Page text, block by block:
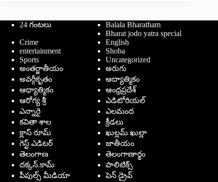
24 గంటలు
Balala Bharatham
Bharat jodo yatra special
Crime
English
entertainment
Shoba
Sports
Uncategorized
అంతర్జాతీయం
అరుగు
అవర్గీకృతం
ఆద్యాత్మికం
ఆధ్యాత్మికం
ఆంధ్రప్రదేశ్
ఆరోగ్య శ్రీ
ఎడిటోరియల్
ఎన్నారై
ఎలమంద
కవితా శాల
క్రీడలు
క్లాస్ రూమ్
ఖుల్లమ్ ఖుల్లా
గెస్ట్ ఎడిటర్
జాతీయం
తెలంగాణ
తెలంగాణార్థం
దక్కన్.కామ్
పాలిటిక్స్
పీపుల్స్ ‌మీడియా
పెన్ డ్రైవ్